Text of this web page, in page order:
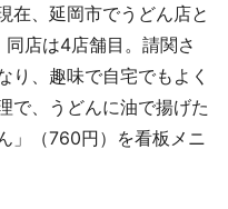
在、延岡市でうどん店と
店は4店舗目。請関さ
り、趣味で自宅でもよく
で、うどんに油で揚げた
」（760円）を看板メニ